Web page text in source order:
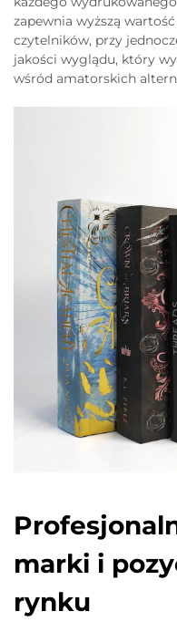
zapewnia wyższą
czytelników, przy
jakości wyglądu, który
wśród amatorskich
marki i
rynku